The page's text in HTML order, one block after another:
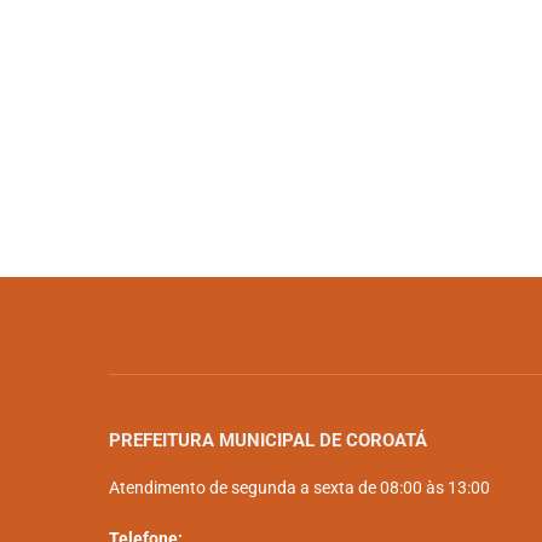
PREFEITURA MUNICIPAL DE COROATÁ
Atendimento de segunda a sexta de 08:00 às 13:00